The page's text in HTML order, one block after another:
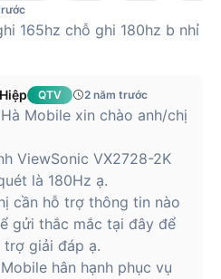
165hz chỗ ghi 180hz b nhỉ
QTV 2 năm trước
Mobile xin chào anh/chị
ViewSonic VX2728-2K
là 180Hz ạ.
cần hỗ trợ thông tin nào
gửi thắc mắc tại đây để
trợ giải đáp ạ.
hân hạnh phục vụ